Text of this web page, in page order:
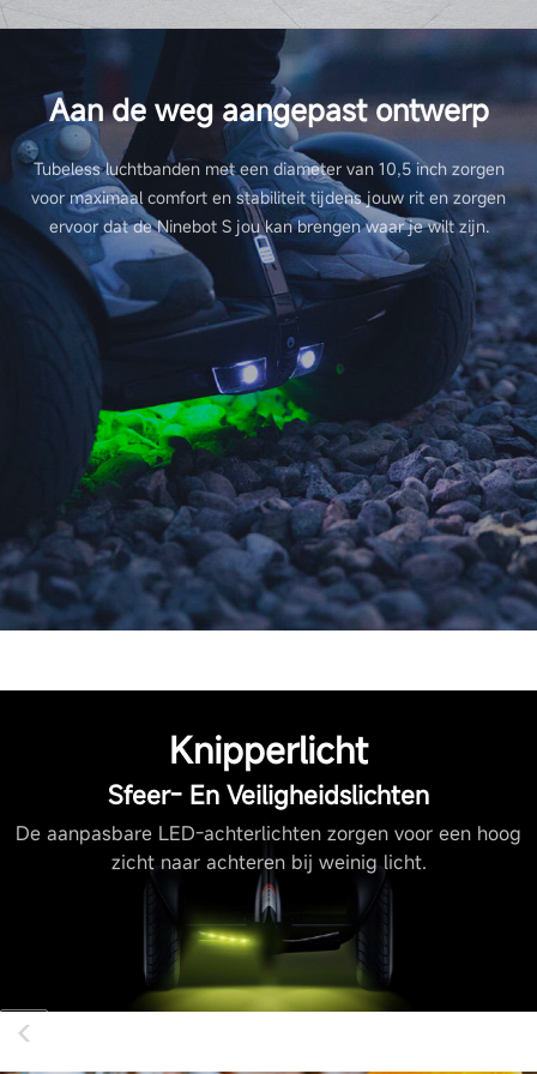
Aan de weg aangepast ontwerp
Tubeless luchtbanden met een diameter van 10,5 inch zorgen
voor maximaal comfort en stabiliteit tijdens jouw rit en zorgen
ervoor dat de Ninebot S jou kan brengen waar je wilt zijn.
Knipperlicht
Sfeer- En Veiligheidslichten
De aanpasbare LED-achterlichten zorgen voor een hoog
zicht naar achteren bij weinig licht.
Lichten
Voorlicht
Ja
Verstelbaar achterlicht
Banden
Afmeting banden
Connectiviteit
App connectie
Limiet snelheid via app
Ja